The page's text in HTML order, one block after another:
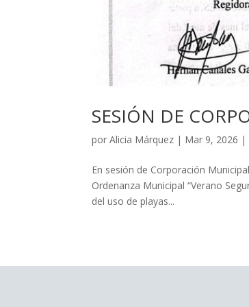
SESIÓN DE
porAlicia Márquez | Mar 9, 2026 |
En sesión de Corporación
Ordenanza Municipal “Verano
del uso de playas...